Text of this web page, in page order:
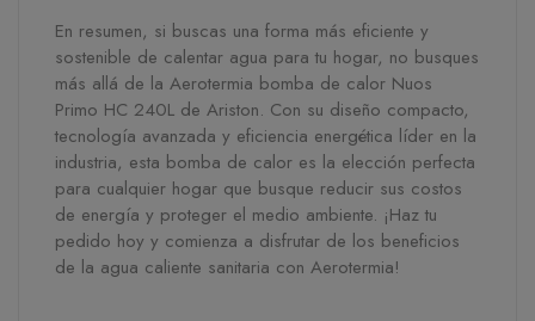
En resumen, si buscas una forma más eficiente y
sostenible de calentar agua para tu hogar, no busques
más allá de la Aerotermia bomba de calor Nuos
Primo HC 240L de Ariston. Con su diseño compacto,
tecnología avanzada y eficiencia energética líder en la
industria, esta bomba de calor es la elección perfecta
para cualquier hogar que busque reducir sus costos
de energía y proteger el medio ambiente. ¡Haz tu
pedido hoy y comienza a disfrutar de los beneficios
de la agua caliente sanitaria con Aerotermia!